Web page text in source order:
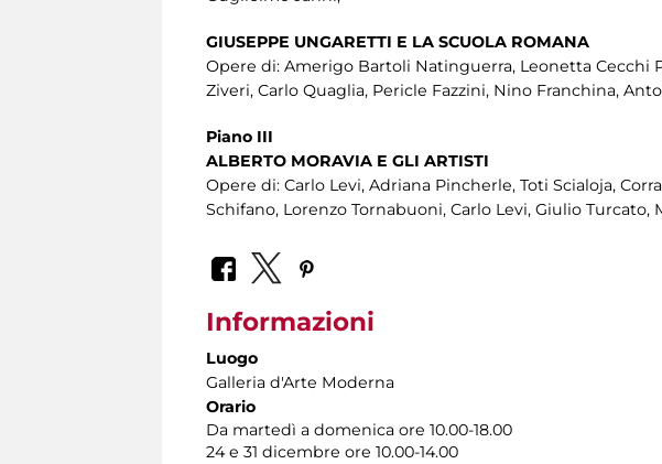
GIUSEPPE UNGARETTI E LA SCUOLA ROMANA
Opere di: Amerigo Bartoli Natinguerra, Leonetta Cecchi
Ziveri, Carlo Quaglia, Pericle Fazzini, Nino Franchina,
Piano III
ALBERTO MORAVIA E GLI ARTISTI
Opere di: Carlo Levi, Adriana Pincherle, Toti Scialoja,
Schifano, Lorenzo Tornabuoni, Carlo Levi, Giulio Turcato,
Informazioni
Luogo
Galleria d'Arte Moderna
Orario
Da martedì a domenica ore 10.00-18.00
24 e 31 dicembre ore 10.00-14.00